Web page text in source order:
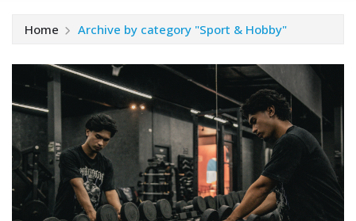
Home Archive by category "Sport & Hobby"